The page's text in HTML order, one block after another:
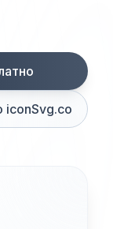
iconSvg.co